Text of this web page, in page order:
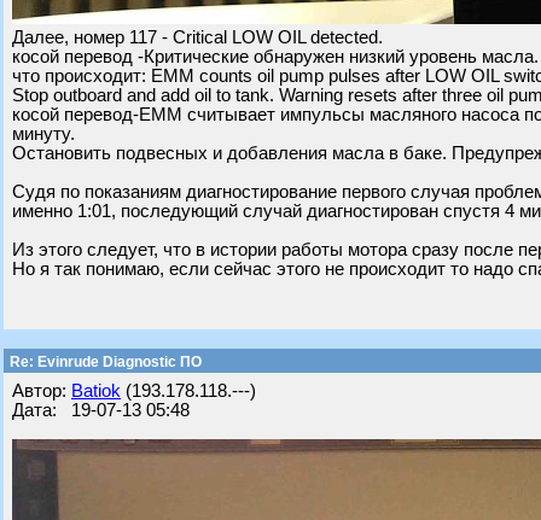
Далее, номер 117 - Critical LOW OIL detected.
косой перевод -Критические обнаружен низкий уровень масла.
что происходит: EMM counts oil pump pulses after LOW OIL
Stop outboard and add oil to tank. Warning resets after three oil
косой перевод-EMM считывает импульсы масляного насоса
минуту.
Остановить подвесных и добавления масла в баке.
Судя по показаниям диагностирование первого случая
именно 1:01, последующий случай диагностирован спустя 4
Из этого следует, что в истории работы мотора сразу после
Но я так понимаю, если сейчас этого не происходит то надо
Re: Evinrude Diagnostic ПО
Автор: Batiok (193.178.118.---)
Дата: 19-07-13 05:48